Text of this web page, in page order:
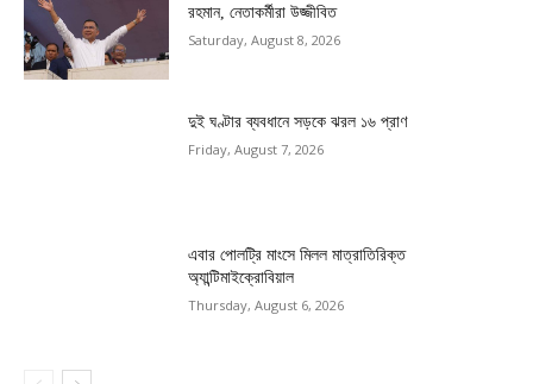
রহমান, নেতাকর্মীরা উজ্জীবিত
Saturday, August 8, 2026
দুই ঘণ্টার ব্যবধানে সড়কে ঝরল ১৬ প্রাণ
Friday, August 7, 2026
এবার পোলট্রি মাংসে মিলল মাত্রাতিরিক্ত
অ্যান্টিমাইক্রোবিয়াল
Thursday, August 6, 2026